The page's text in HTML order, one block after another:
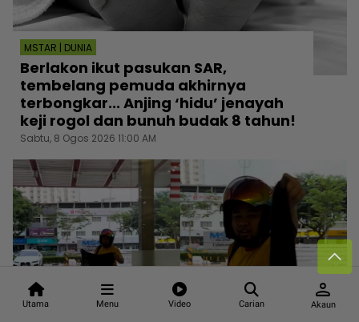
Utama Menu Video Carian
person
Akaun
MSTAR | DUNIA
Berlakon ikut pasukan SAR,
tembelang pemuda akhirnya
terbongkar... Anjing ‘hidu’ jenayah
keji rogol dan bunuh budak 8 tahun!
Sabtu, 8 Ogos 2026 11:00 AM